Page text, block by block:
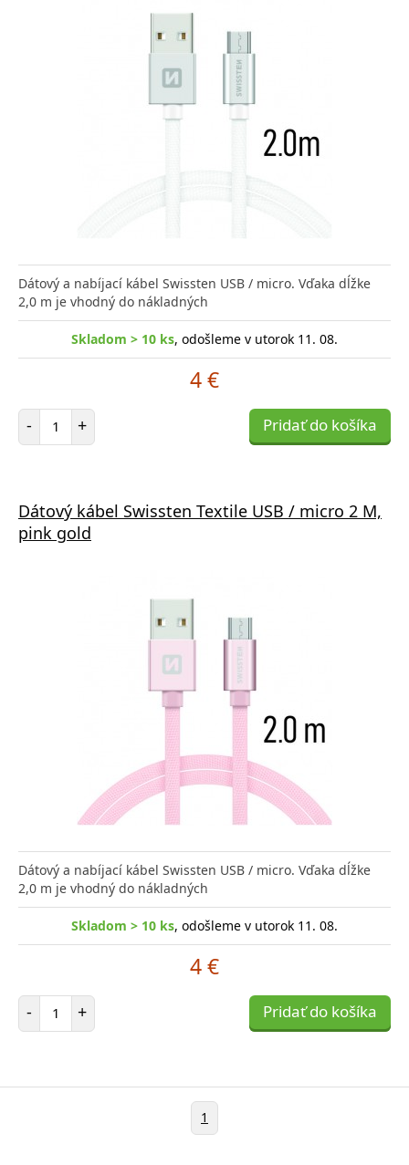
Dátový a nabíjací kábel Swissten USB / micro. Vďaka dĺžke
2,0 m je vhodný do nákladných
Skladom > 10 ks, odošleme v utorok 11. 08.
4 €
- Počet položiek
+ Pridať do košíka
Dátový kábel Swissten Textile USB / micro 2 M,
pink gold
Dátový a nabíjací kábel Swissten USB / micro. Vďaka dĺžke
2,0 m je vhodný do nákladných
Skladom > 10 ks, odošleme v utorok 11. 08.
4 €
- Počet položiek
+ Pridať do košíka
1